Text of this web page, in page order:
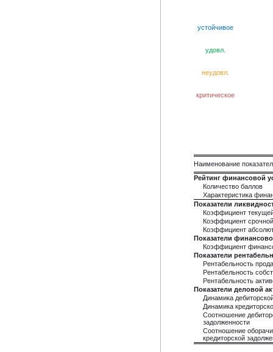
устойчивое
удовл.
неудовл.
критическое
Наименование
Рейтинг финансовой
Количество баллов
Характеристика
Показатели
Коэффициент
Коэффициент
Коэффициент
Показатели
Коэффициент
Показатели
Рентабельность
Рентабельность
Рентабельность
Показатели деловой
Динамика
Динамика
Соотношение
задолженности
Соотношение
кредиторской